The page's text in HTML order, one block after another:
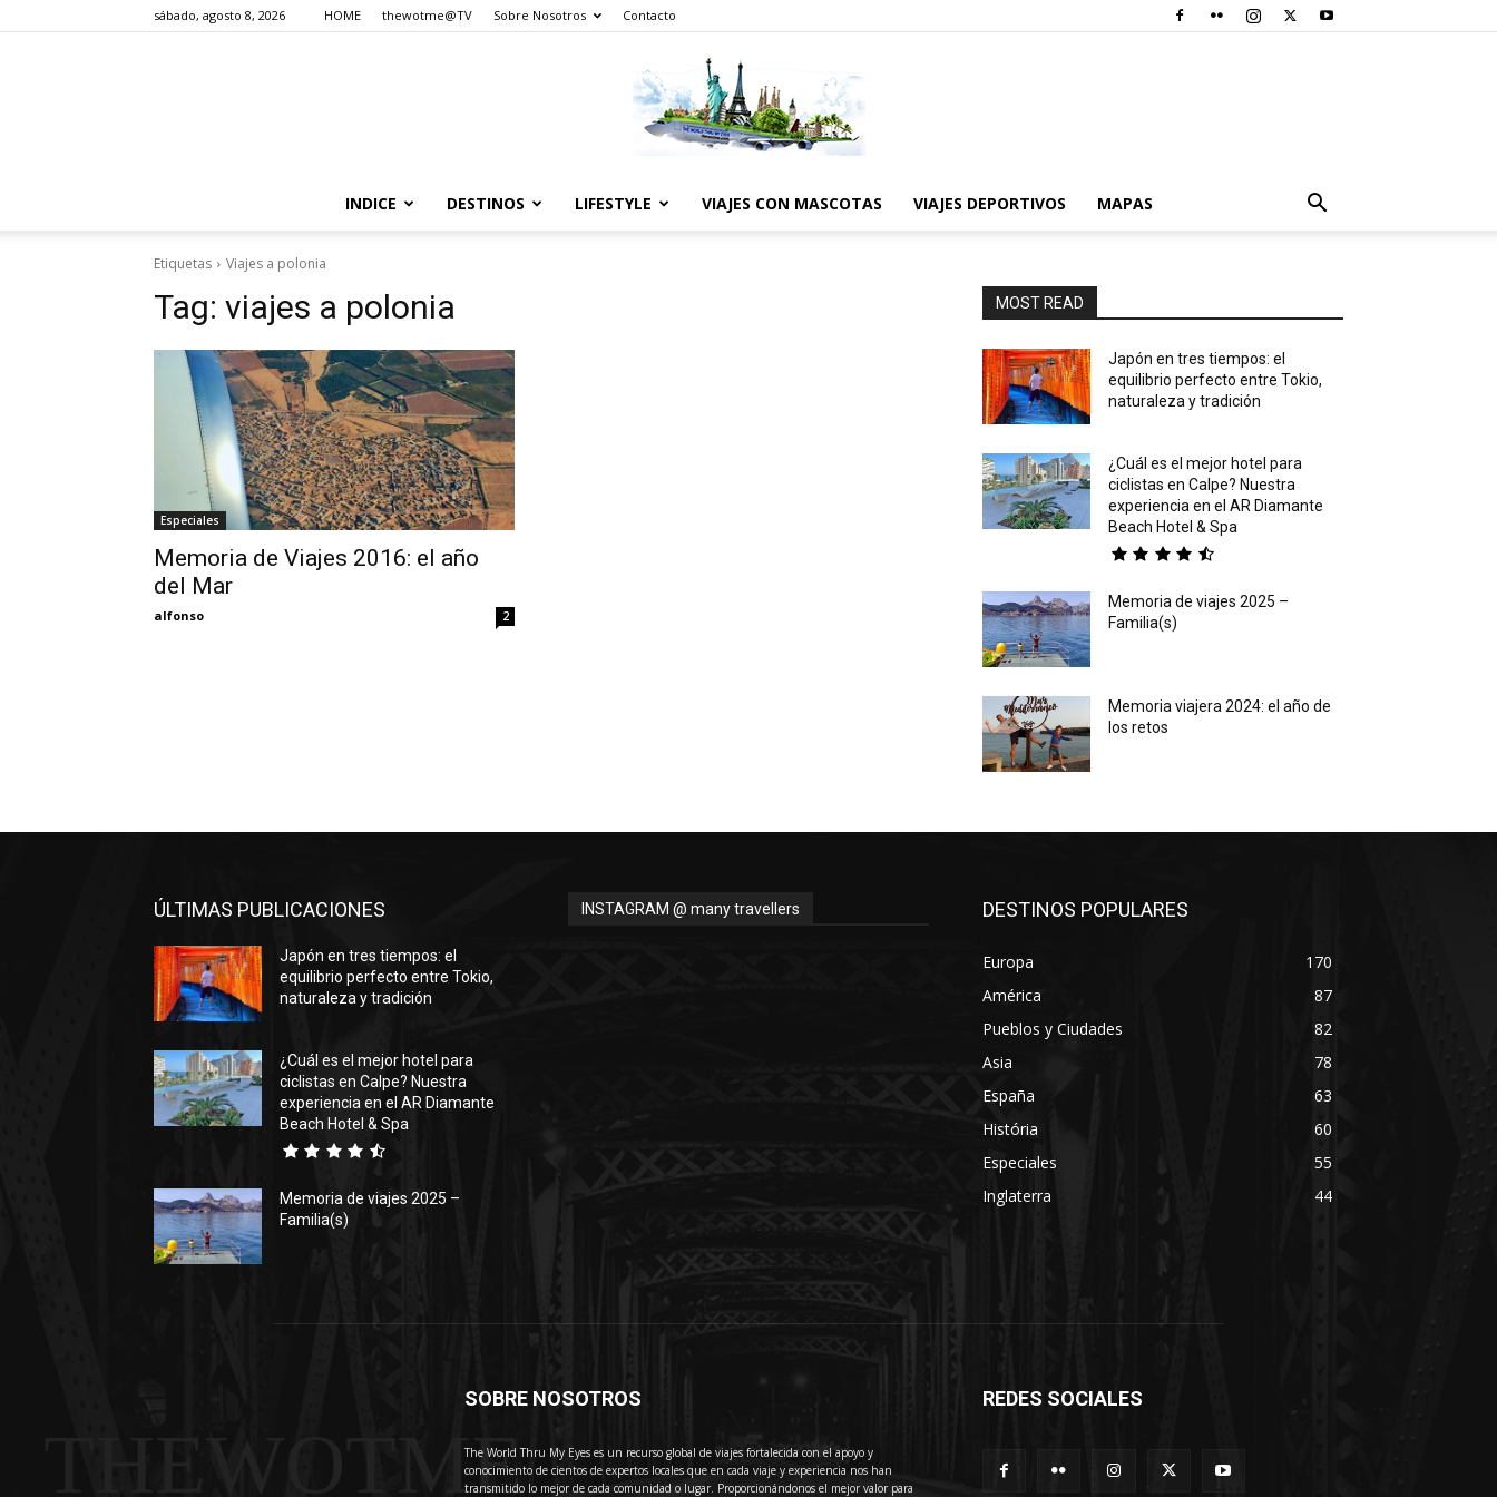
sábado, agosto 8, 2026 HOME thewotme@TV Sobre Nosotros Contacto
INDICE DESTINOS LIFESTYLE VIAJES CON MASCOTAS VIAJES DEPORTIVOS MAPAS
Etiquetas Viajes a polonia
Tag: viajes a polonia
Especiales
Memoria de Viajes 2016: el año
del Mar
alfonso 2
MOST READ
Japón en tres tiempos: el
equilibrio perfecto entre Tokio,
naturaleza y tradición
¿Cuál es el mejor hotel para
ciclistas en Calpe? Nuestra
experiencia en el AR Diamante
Beach Hotel & Spa
Memoria de viajes 2025 –
Familia(s)
Memoria viajera 2024: el año de
los retos
ÚLTIMAS PUBLICACIONES
Japón en tres tiempos: el
equilibrio perfecto entre Tokio,
naturaleza y tradición
¿Cuál es el mejor hotel para
ciclistas en Calpe? Nuestra
experiencia en el AR Diamante
Beach Hotel & Spa
Memoria de viajes 2025 –
Familia(s)
INSTAGRAM @ many travellers DESTINOS POPULARES
Europa
170
América
87
Pueblos y Ciudades
82
Asia
78
España
63
História
60
Especiales
55
Inglaterra
44
THEWOTME
SOBRE NOSOTROS
The World Thru My Eyes es un recurso global de viajes fortalecida con el apoyo y
conocimiento de cientos de expertos locales que en cada viaje y experiencia nos han
transmitido lo mejor de cada comunidad o lugar. Proporcionándonos el mejor valor para
REDES SOCIALES